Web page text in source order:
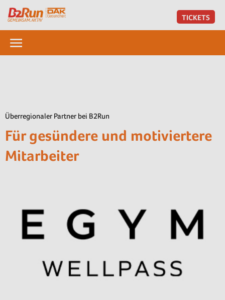
TICKETS
Überregionaler Partner bei B2Run
Für gesündere und motiviertere
Mitarbeiter